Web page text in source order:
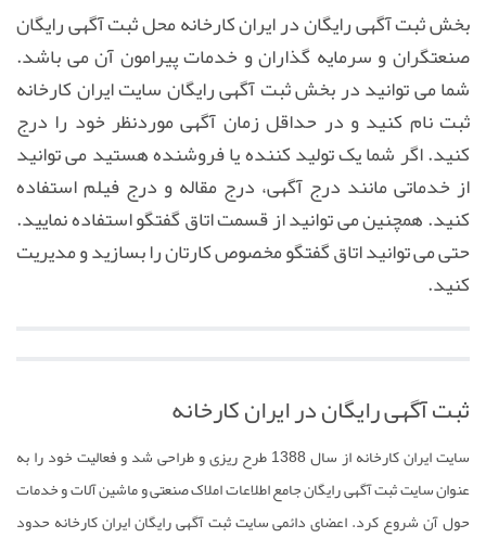
بخش ثبت آگهی رایگان در ایران کارخانه محل ثبت آگهی رایگان
صنعتگران و سرمایه گذاران و خدمات پیرامون آن می باشد.
شما می توانید در بخش ثبت آگهی رایگان سایت ایران کارخانه
ثبت نام کنید و در حداقل زمان آگهی موردنظر خود را درج
کنید. اگر شما یک تولید کننده یا فروشنده هستید می توانید
از خدماتی مانند درج آگهی، درج مقاله و درج فیلم استفاده
کنید. همچنین می توانید از قسمت اتاق گفتگو استفاده نمایید.
حتی می توانید اتاق گفتگو مخصوص کارتان را بسازید و مدیریت
کنید.
ثبت آگهی رایگان در ایران کارخانه
سایت ایران کارخانه از سال 1388 طرح ریزی و طراحی شد و فعالیت خود را به
عنوان سایتثبت آگهی رایگانجامع اطلاعات املاک صنعتی و ماشین آلات و خدمات
حول آن شروع کرد. اعضای دائمی سایتثبت آگهی رایگانایران کارخانه حدود